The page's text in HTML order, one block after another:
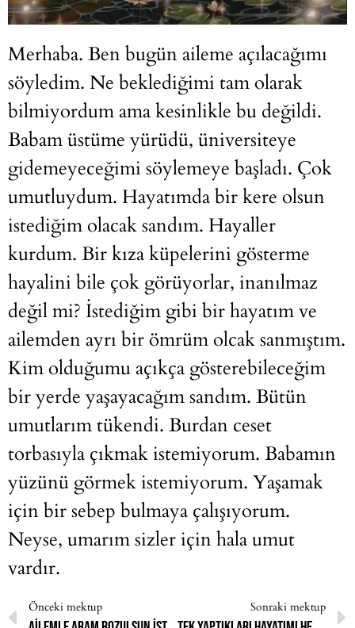
Merhaba. Ben bugün aileme açılacağımı
söyledim. Ne beklediğimi tam olarak
bilmiyordum ama kesinlikle bu değildi.
Babam üstüme yürüdü, üniversiteye
gidemeyeceğimi söylemeye başladı. Çok
umutluydum. Hayatımda bir kere olsun
istediğim olacak sandım. Hayaller
kurdum. Bir kıza küpelerini gösterme
hayalini bile çok görüyorlar, inanılmaz
değil mi? İstediğim gibi bir hayatım ve
ailemden ayrı bir ömrüm olcak sanmıştım.
Kim olduğumu açıkça gösterebileceğim
bir yerde yaşayacağım sandım. Bütün
umutlarım tükendi. Burdan ceset
torbasıyla çıkmak istemiyorum. Babamın
yüzünü görmek istemiyorum. Yaşamak
için bir sebep bulmaya çalışıyorum.
Neyse, umarım sizler için hala umut
vardır.
Önceki mektup Sonraki mektup